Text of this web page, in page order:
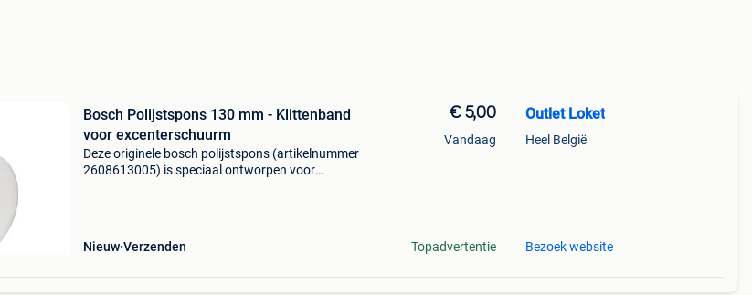
Bosch Polijstspons 130 mm - Klittenband
voor excenterschuurm
Deze originele bosch polijstspons (artikelnummer
2608613005) is speciaal ontworpen voor
Nieuw Verzenden
€ 5,00
Vandaag
Topadvertentie
Outlet Loket
Heel België
Bezoek website